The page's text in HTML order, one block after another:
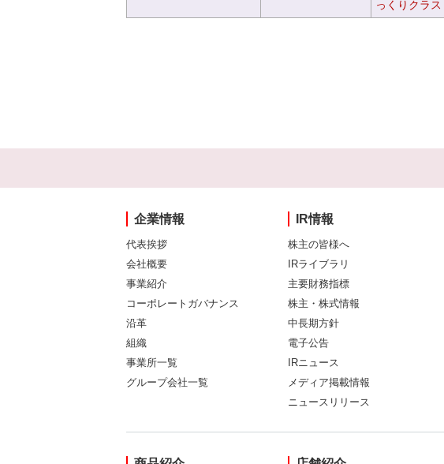
っくりクラ
企業情報
代表挨拶
会社概要
事業紹介
コーポレートガバナンス
沿革
組織
事業所一覧
グループ会社一覧
IR情報
株主の皆様へ
IRライブラリ
主要財務指標
株主・株式情報
中長期方針
電子公告
IRニュース
メディア掲載情報
ニュースリリース